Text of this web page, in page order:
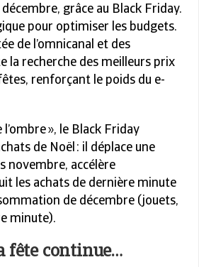
grâce au Black Friday.
pour optimiser les budgets.
de l’omnicanal et des
la recherche des meilleurs prix
renforçant le poids du e-
», le Black Friday
de Noël : il déplace une
novembre, accélère
les achats de dernière minute
de décembre (jouets,
minute).
fête continue…